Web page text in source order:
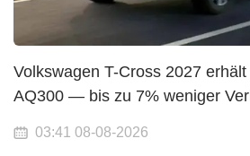
Volkswagen T-Cross 2027
AQ300 — bis zu 7% weniger
03:41 08-08-2026